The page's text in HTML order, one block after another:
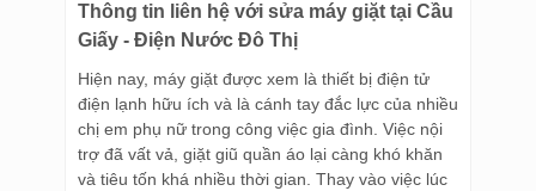
Thông tin liên hệ với sửa máy giặt tại Cầu
Giấy - Điện Nước Đô Thị
Hiện nay, máy giặt được xem là thiết bị điện tử
điện lạnh hữu ích và là cánh tay đắc lực của nhiều
chị em phụ nữ trong công việc gia đình. Việc nội
trợ đã vất vả, giặt giũ quần áo lại càng khó khăn
và tiêu tốn khá nhiều thời gian. Thay vào việc lúc